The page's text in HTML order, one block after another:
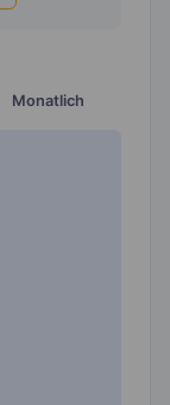
Monatlich